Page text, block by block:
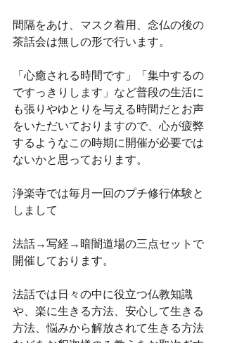
間隔をあけ、マスク着用、念仏の後の
茶話会は無しの形で行います。
「心癒される時間です」「集中するの
ですっきりします」など普段の生活に
も張りやゆとりを与える時間だとお声
をいただいておりますので、心が疲弊
するようなこの時期に開催が必要では
ないかと思っております。
浄楽寺では毎月一回のプチ修行体験と
しまして
法話→写経→暗闇道場の三点セットで
開催しております。
法話では日々の中に役立つ仏教知識
や、楽に生きる方法、安心して生きる
方法、悩みから解放されて生きる方法